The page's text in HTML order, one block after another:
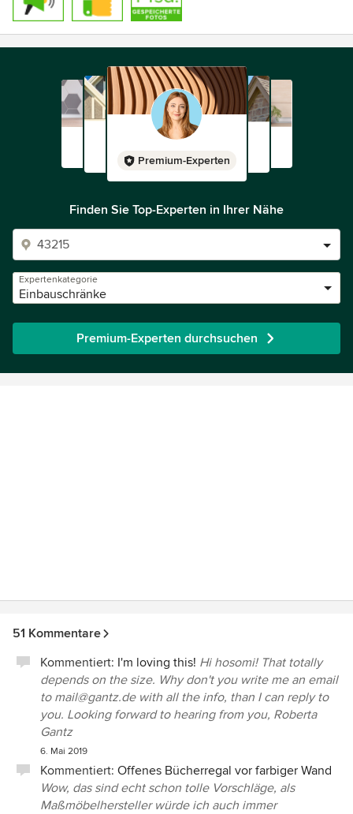
Premium-Experten
Finden Sie Top-Experten in Ihrer Nähe
Expertenkategorie
Einbauschränke
Premium-Experten durchsuchen
51 Kommentare
Kommentiert: I'm loving this! Hi hosomi! That totally
depends on the size. Why don't you write me an email
to mail@gantz.de with all the info, than I can reply to
you. Looking forward to hearing from you, Roberta
Gantz
6. Mai 2019
Kommentiert: Offenes Bücherregal vor farbiger Wand
Wow, das sind echt schon tolle Vorschläge, als
Maßmöbelhersteller würde ich auch immer